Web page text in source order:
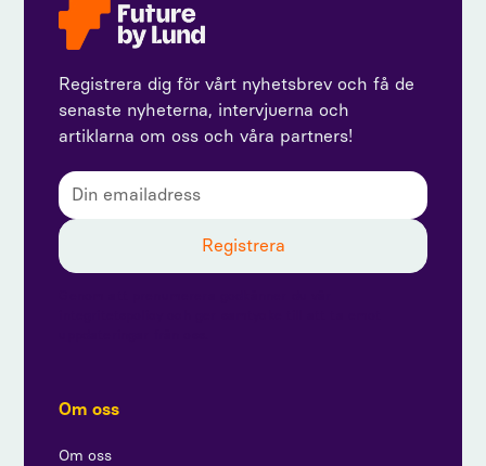
Registrera dig för vårt nyhetsbrev och få de
senaste nyheterna, intervjuerna och
artiklarna om oss och våra partners!
Om oss
Om oss